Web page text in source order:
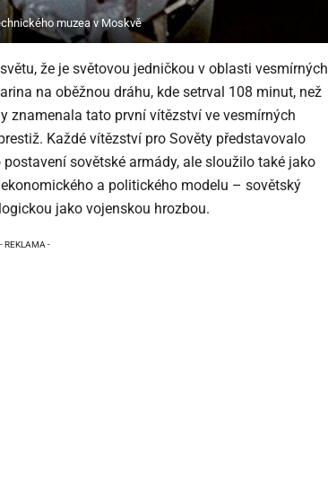
muzea v Moskvě
že je světovou jedničkou v oblasti vesmírných
na oběžnou dráhu, kde setrval 108 minut, než
znamenala tato první vítězství ve vesmírných
Každé vítězství pro Sověty představovalo
sovětské armády, ale sloužilo také jako
a politického modelu – sovětský
jako vojenskou hrozbou.